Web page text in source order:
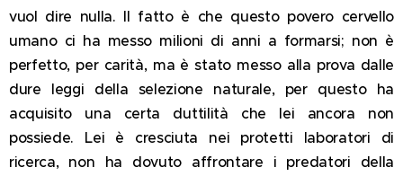
vuol dire nulla. Il fatto è che questo povero cervello
umano ci ha messo milioni di anni a formarsi; non è
perfetto, per carità, ma è stato messo alla prova dalle
dure leggi della selezione naturale, per questo ha
acquisito una certa duttilità che lei ancora non
possiede. Lei è cresciuta nei protetti laboratori di
ricerca, non ha dovuto affrontare i predatori della